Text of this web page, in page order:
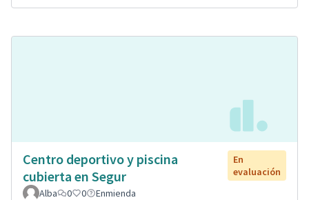
Centro deportivo y piscina
cubierta en Segur
En
evaluación
Alba
0 0 Enmienda